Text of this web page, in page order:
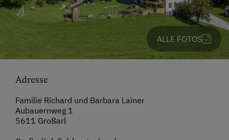
ALLE FOTOS
Adresse
Familie Richard und Barbara Lainer
Aubauernweg 1
5611 Großarl